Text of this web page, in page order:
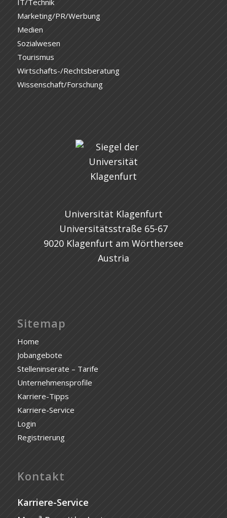
IT/Technik
Marketing/PR/Werbung
Medien
Sozialwesen
Tourismus
Wirtschafts-/Rechtsberatung
Wissenschaft/Forschung
Universität Klagenfurt
Universitätsstraße 65-67
9020 Klagenfurt am Wörthersee
Austria
Sitemap
Home
Jobangebote
Stelleninserate – Tarife
Unternehmensprofile
Karriere-Tipps
Karriere-Service
Login
Registrierung
Kontakt
Karriere-Service